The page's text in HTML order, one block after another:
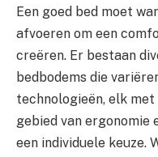
Een goed bed moet
afvoeren om een
creëren. Er bestaan
bedbodems die
technologieën, elk
gebied van
een individuele keuze.